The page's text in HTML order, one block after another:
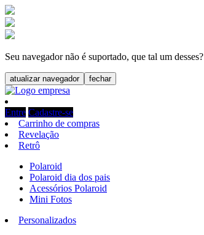
Seu navegador não é suportado, que tal um desses?
atualizar navegador fechar
Entre Cadastre-se
Carrinho de compras
Revelação
Retrô
Polaroid
Polaroid dia dos pais
Acessórios Polaroid
Mini Fotos
Personalizados